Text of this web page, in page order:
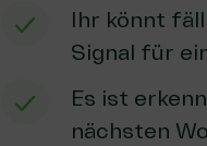
Ihr könnt
Signal für
Es ist
nächsten